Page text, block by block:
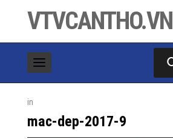
VTVCANTHO.VN
in
mac-dep-2017-9